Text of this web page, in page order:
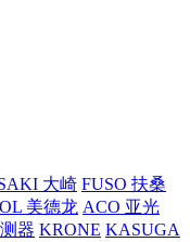
大崎 FUSO 扶桑
美德龙 ACO 亚光
器 KRONE KASUGA